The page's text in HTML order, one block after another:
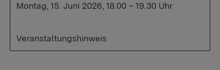
Montag, 15. Juni 2026, 18.00 – 19.30 Uhr
Veranstaltungshinweis